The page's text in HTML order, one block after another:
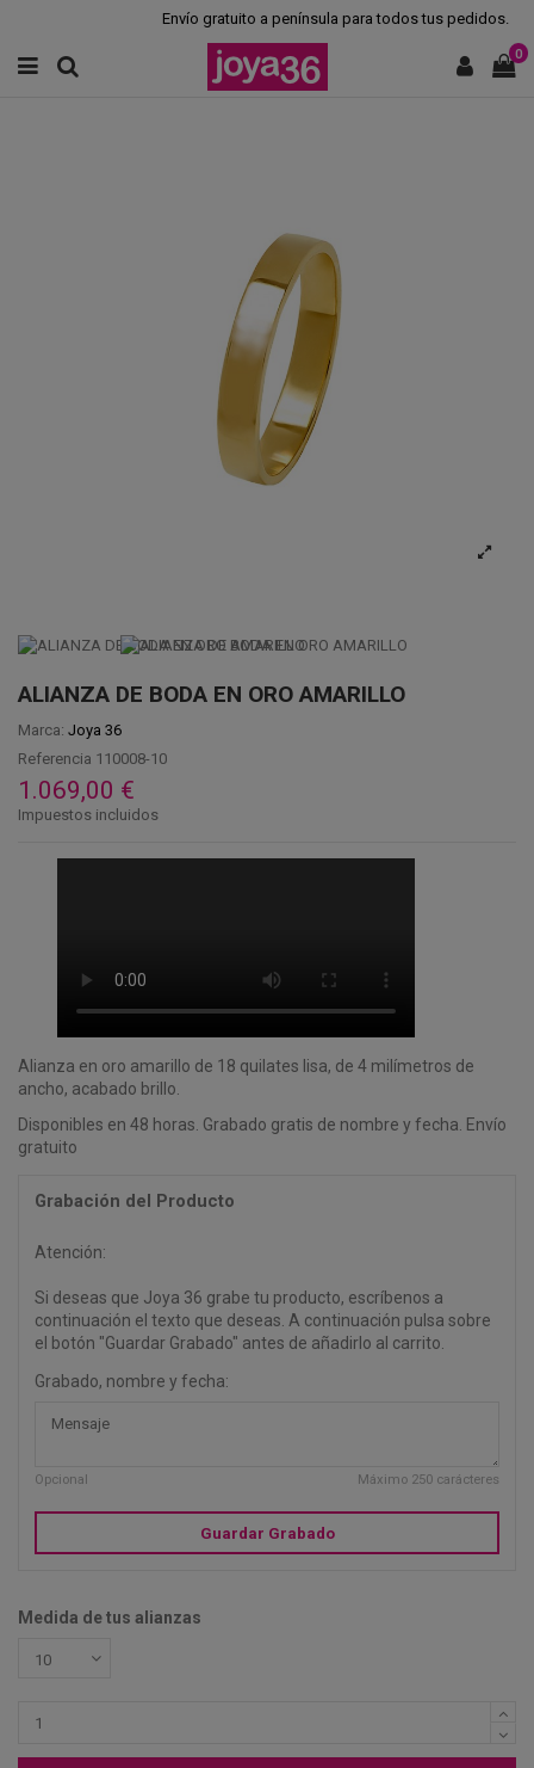
Envío gratuito a península para todos tus pedidos.
0
ALIANZA DE BODA EN ORO AMARILLO
Marca: Joya 36
Referencia 110008-10
1.069,00 €
Impuestos incluidos
Alianza en oro amarillo de 18 quilates lisa, de 4 milímetros de
ancho, acabado brillo.
Disponibles en 48 horas. Grabado gratis de nombre y fecha. Envío
gratuito
Grabación del Producto
Atención:
Si deseas que Joya 36 grabe tu producto, escríbenos a
continuación el texto que deseas. A continuación pulsa sobre
el botón "Guardar Grabado" antes de añadirlo al carrito.
Grabado, nombre y fecha:
Opcional Máximo 250 carácteres
Guardar Grabado
Medida de tus alianzas